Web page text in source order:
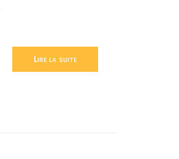
Lire la suite